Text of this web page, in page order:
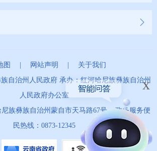
图 网站声明
关于我们
自治州人民政府 承办：红河哈尼族彝族自治州
人民政府办公室
尼族彝族自治州蒙自市天马路67号 政务服务便
民热线：0873-12345
x